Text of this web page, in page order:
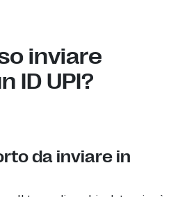
inviare
ID UPI?
da inviare in